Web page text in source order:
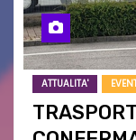
ATTUALITA'